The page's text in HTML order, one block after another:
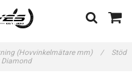
(Hovvinkelmätare mm) /
Stöd
Diamond